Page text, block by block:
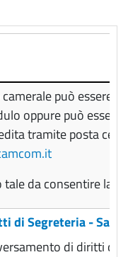
può essere
oppure può
tramite posta
da consentire la
di Segreteria -
di diritti di